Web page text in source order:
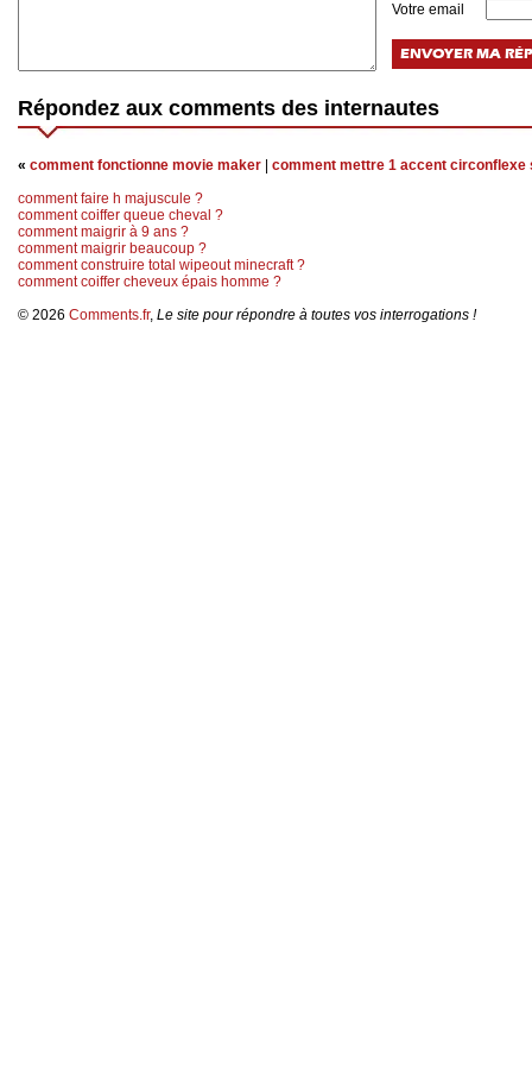
Votre email
Répondez aux comments des internautes
« comment fonctionne movie maker
comment mettre 1 accent circonflexe
comment faire h majuscule ?
comment coiffer queue cheval ?
comment maigrir à 9 ans ?
comment maigrir beaucoup ?
comment construire total wipeout minecraft ?
comment coiffer cheveux épais homme ?
© 2026 Comments.fr, Le site pour répondre à toutes vos interrogations !